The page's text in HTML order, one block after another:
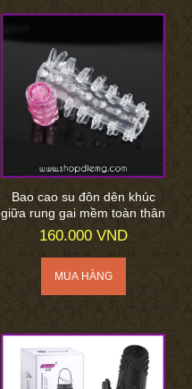
Bao cao su đôn dên khúc
giữa rung gai mềm toàn thân
160.000 VND